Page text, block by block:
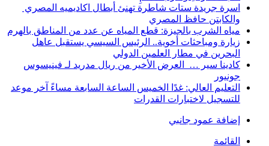
اسرة جريدة ستات شاطرة تهنئ أبطال اكاديميه المصري
والكابتن حافظ المصري
مياه الشرب بالجيزة: قطع المياه عن عدد من المناطق بالهرم
زيارة ومباحثات أخوية.. الرئيس السيسي يستقبل عاهل
البحرين في مطار العلمين الدولي
كادينا سير … العرض الأخير من ريال مدريد لـ فينيسوس
جونيور
التعليم العالي: غدًا الخميس الساعة السابعة مساءً آخر موعد
للتسجيل لاختبارات القدرات
إضافة عمود جانبي
القائمة